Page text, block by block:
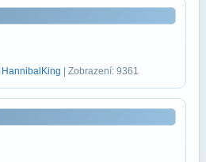
HannibalKing | Zobrazení: 9361